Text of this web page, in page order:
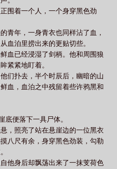
对方苍白布满了伤痕的肌肤。“忠
狗。”伴随着诱惑声音的时层层叠
知道命令的暗卫这才知道，原来
泪两眼通红。3十一发现自己主人
而是言笑晏晏地低下了那颗高贵
满的唇嫣红似血，像极了话本里
地攀附着他，眉梢眼角流转着诱
？”十一虔诚地俯下身：“属下为
围着一个人，一个身穿黑色劲
青年，一身青衣也同样沾了血，
血泊里捞出来的更贴切些。
血已经浸湿了剑柄。他和周围狼
紧紧地盯着。
们扑去，半个时辰后，幽暗的山
血，血泊之中残留着些许鸦黑和
底便落下一具尸体。
，照亮了站在悬崖边的一位黑衣
八尺有余，身穿黑色劲装，勾勒
他身后却飘荡出来了一抹芰荷色